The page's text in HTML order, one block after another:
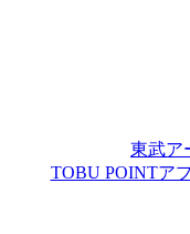
東武ア
TOBU POINTア